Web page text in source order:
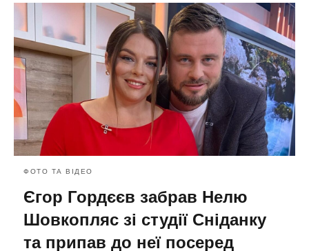
ФОТО ТА ВІДЕО
Єгор Гордєєв забрав Нелю
Шовкопляс зі студії Сніданку
та припав до неї посеред